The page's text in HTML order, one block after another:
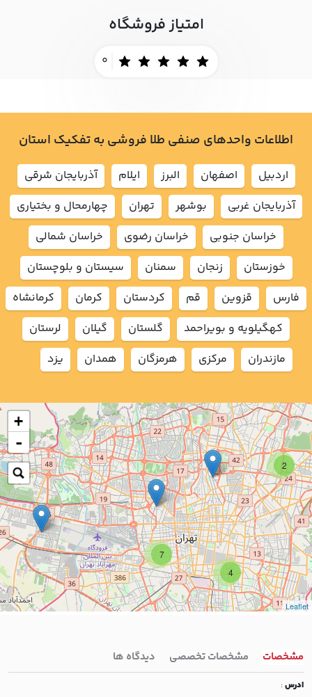
امتیاز فروشگاه
0
7
2
4
+
-
Leaflet
اطلاعات واحدهای صنفی طلا فروشی به تفکیک استان
اردبيل اصفهان البرز ايلام
آذربايجان شرقي
آذربايجان غربي
بوشهر تهران
چهارمحال و بختياري
خراسان جنوبي
خراسان رضوي
خراسان شمالي
خوزستان
زنجان سمنان
سيستان و بلوچستان
فارس
قزوين قم كردستان كرمان
كرمانشاه
كهگيلويه و بويراحمد
گلستان گيلان
لرستان
مازندران
مركزي هرمزگان همدان يزد
مشخصات مشخصات تخصصی دیدگاه ها
ادرس: